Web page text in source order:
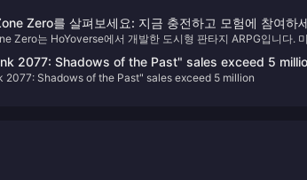
Zero를 살펴보세요: 지금 충전하고 모험에 참여하
Zero는 HoYoverse에서 개발한 도시형 판타지 ARPG입니다.
의한 자연 재해가 현실을 변화시킨 세계에 플레이어를 몰입시킵
혼란스러운 세계를 탐색하고 위험한 생물과 싸우며 숨겨진 진
2077: Shadows of the Past" sales exceed 5
2077: Shadows of the Past" sales exceed 5 million